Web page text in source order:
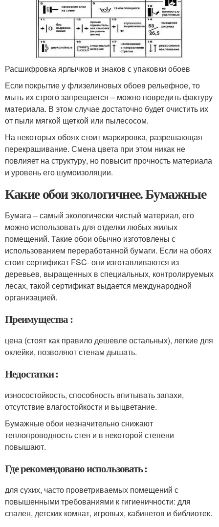
Расшифровка ярлычков и знаков с упаковки обоев
Если покрытие у флизелиновых обоев рельефное, то
мыть их строго запрещается – можно повредить фактуру
материала. В этом случае достаточно будет очистить их
от пыли мягкой щеткой или пылесосом.
На некоторых обоях стоит маркировка, разрешающая
перекрашивание. Смена цвета при этом никак не
повлияет на структуру, но повысит прочность материала
и уровень его шумоизоляции.
Какие обои экологичнее. Бумажные
Бумага – самый экологически чистый материал, его
можно использовать для отделки любых жилых
помещений. Такие обои обычно изготовлены с
использованием переработанной бумаги. Если на обоях
стоит сертификат FSC- они изготавливаются из
деревьев, выращенных в специальных, контролируемых
лесах, такой сертификат выдается международной
организацией.
Преимущества :
цена (стоят как правило дешевле остальных), легкие для
оклейки, позволяют стенам дышать.
Недостатки :
износостойкость, способность впитывать запахи,
отсутствие влагостойкости и выцветание.
Бумажные обои незначительно снижают
теплопроводность стен и в некоторой степени
повышают.
Где рекомендовано использовать :
для сухих, часто проветриваемых помещений с
повышенными требованиями к гигиеничности: для
спален, детских комнат, игровых, кабинетов и библиотек.